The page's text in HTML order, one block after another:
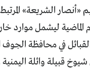
الشريعة»
الماضية ليشمل
في محافظة الجوف
قبيلة وائلة